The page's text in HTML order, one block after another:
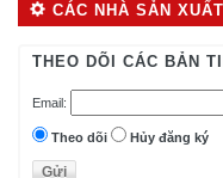
CÁC NHÀ SẢN XUẤT
THEO DÕI CÁC BẢN
Email:
Theo dõi Hủy đăng ký